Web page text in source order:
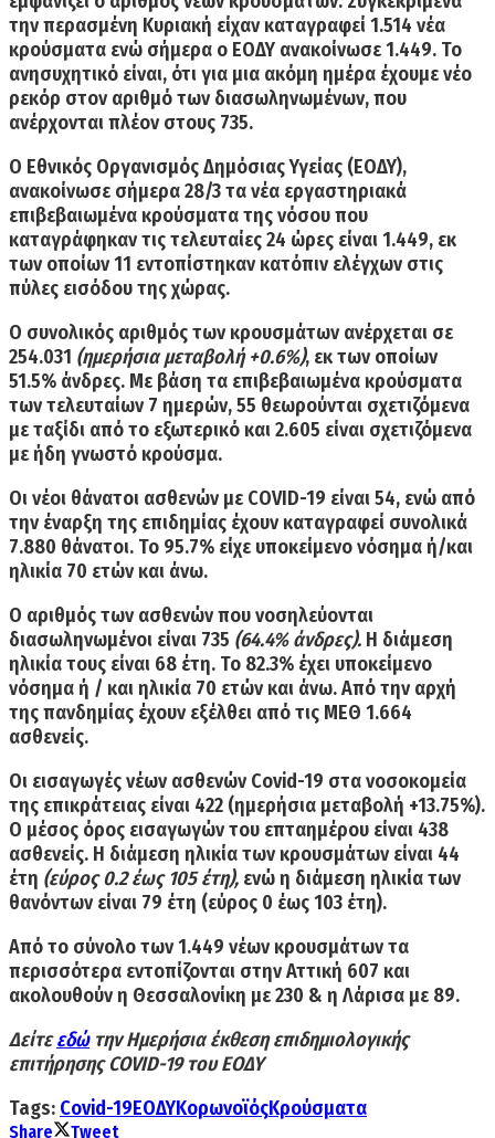
την περασμένη Κυριακή είχαν καταγραφεί1.514 νέα
κρούσματα ενώ σήμερα ο ΕΟΔΥ ανακοίνωσε 1.449. Το
ανησυχητικό είναι, ότι για μια ακόμη ημέρα έχουμε νέο
ρεκόρ στον αριθμό των διασωληνωμένων, που
ανέρχονται πλέον στους 735.
Ο Εθνικός Οργανισμός Δημόσιας Υγείας (ΕΟΔΥ),
ανακοίνωσε σήμερα 28/3 τα νέα εργαστηριακά
επιβεβαιωμένακρούσματα της νόσουπου
καταγράφηκαν τις τελευταίες 24 ώρες είναι 1.449, εκ
των οποίων 11 εντοπίστηκαν κατόπιν ελέγχων στις
πύλες εισόδου της χώρας.
Ο συνολικός αριθμός των κρουσμάτων ανέρχεται σε
254.031 (ημερήσια μεταβολή +0.6%), εκ των οποίων
51.5% άνδρες. Με βάση τα επιβεβαιωμένα κρούσματα
των τελευταίων 7 ημερών, 55 θεωρούνται σχετιζόμενα
με ταξίδι από το εξωτερικό και 2.605 είναι σχετιζόμενα
με ήδη γνωστό κρούσμα.
Οινέοι θάνατοι ασθενών με COVID-19 είναι 54, ενώ από
την έναρξη της επιδημίας έχουν καταγραφεί συνολικά
7.880 θάνατοι. Το 95.7% είχε υποκείμενο νόσημα ή/και
ηλικία 70 ετών και άνω.
Ο αριθμός των ασθενών που νοσηλεύονται
διασωληνωμένοι είναι 735 (64.4% άνδρες). Η διάμεση
ηλικία τους είναι 68 έτη. To 82.3% έχει υποκείμενο
νόσημα ή / και ηλικία 70 ετών και άνω. Από την αρχή
της πανδημίας έχουν εξέλθει από τις ΜΕΘ 1.664
ασθενείς.
Οι εισαγωγές νέων ασθενών Covid-19 στα νοσοκομεία
της επικράτειας είναι 422 (ημερήσια μεταβολή +13.75%).
Ο μέσος όρος εισαγωγών του επταημέρου είναι 438
ασθενείς. Η διάμεση ηλικία των κρουσμάτων είναι 44
έτη (εύρος 0.2 έως 105 έτη), ενώ η διάμεση ηλικία των
θανόντων είναι 79 έτη (εύρος 0 έως 103 έτη).
Από το σύνολο των1.449 νέων κρουσμάτωντα
περισσότερα εντοπίζονται στην Αττική 607 και
ακολουθούνη Θεσσαλονίκη με 230 & η Λάρισα με 89.
Δείτεεδώτην Ημερήσια έκθεση επιδημιολογικής
επιτήρησης COVID-19 του ΕΟΔΥ
Tags: Covid-19ΕΟΔΥΚορωνοϊόςΚρούσματα
Share Tweet